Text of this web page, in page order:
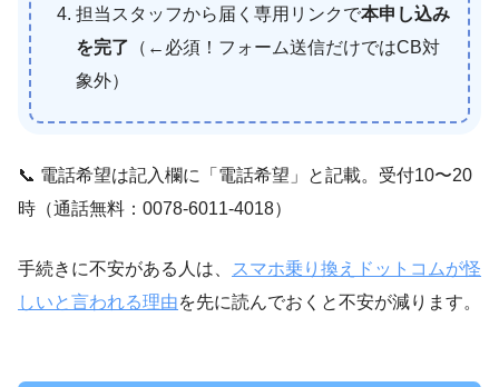
担当スタッフから届く専用リンクで本申し込み
を完了 （←必須！フォーム送信だけではCB対
象外）
📞 電話希望は記入欄に「電話希望」と記載。受付10〜20
時（通話無料：0078-6011-4018）
手続きに不安がある人は、
スマホ乗り換えドットコムが怪
しいと言われる理由を先に読んでおくと不安が減ります。